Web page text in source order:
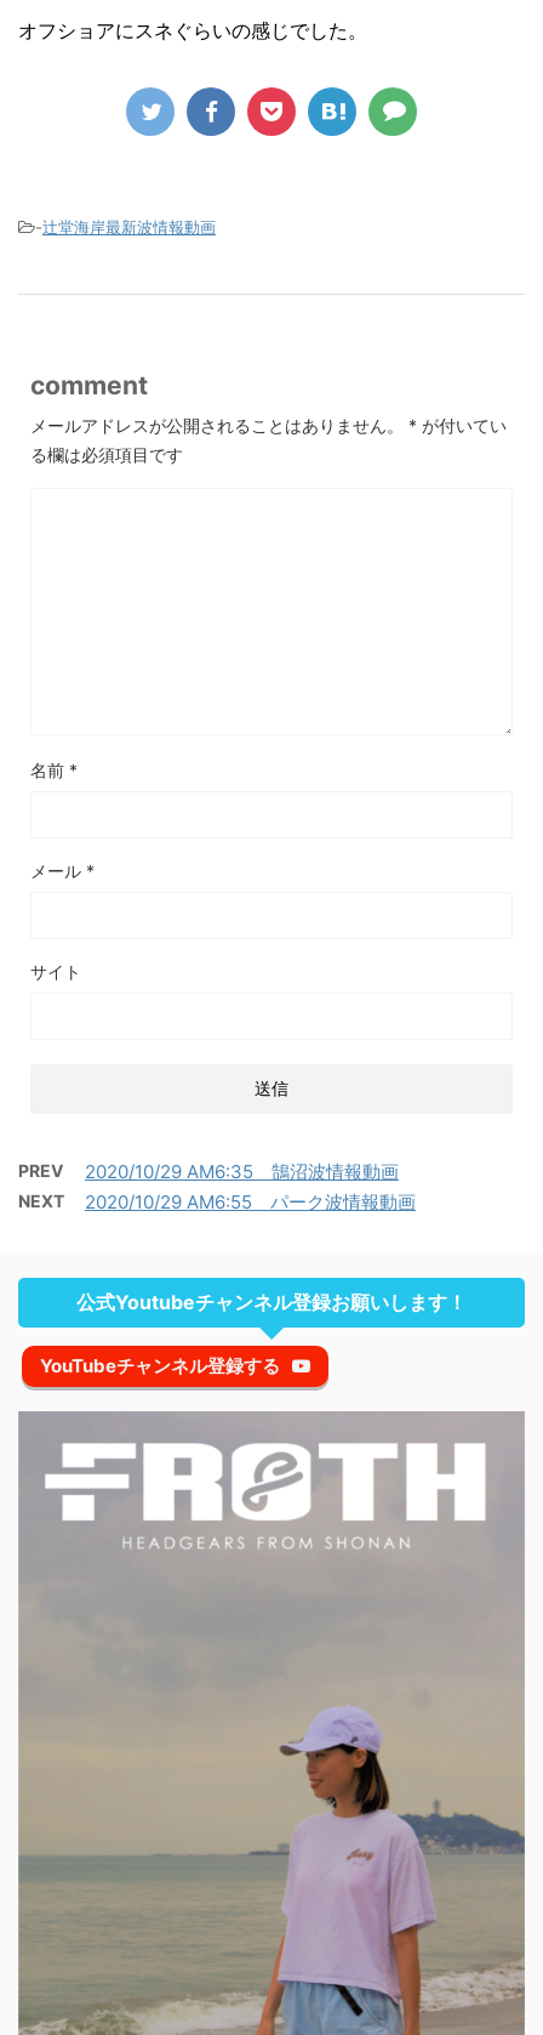
オフショアにスネぐらいの感じでした。
-辻堂海岸最新波情報動画
comment
メールアドレスが公開されることはありません。 * が付いてい
る欄は必須項目です
名前 *
メール *
サイト
PREV 2020/10/29 AM6:35 鵠沼波情報動画
NEXT 2020/10/29 AM6:55 パーク波情報動画
公式Youtubeチャンネル登録お願いします！
YouTubeチャンネル登録する